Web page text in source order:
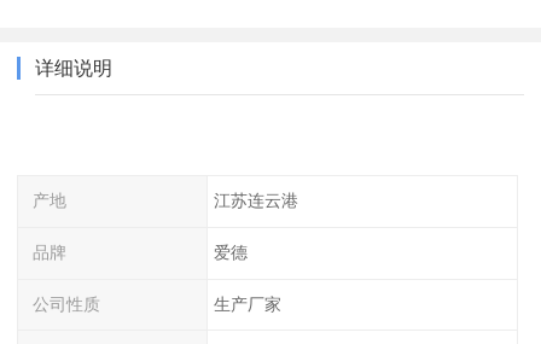
详细说明
产地 江苏连云港
品牌 爱德
公司性质 生产厂家